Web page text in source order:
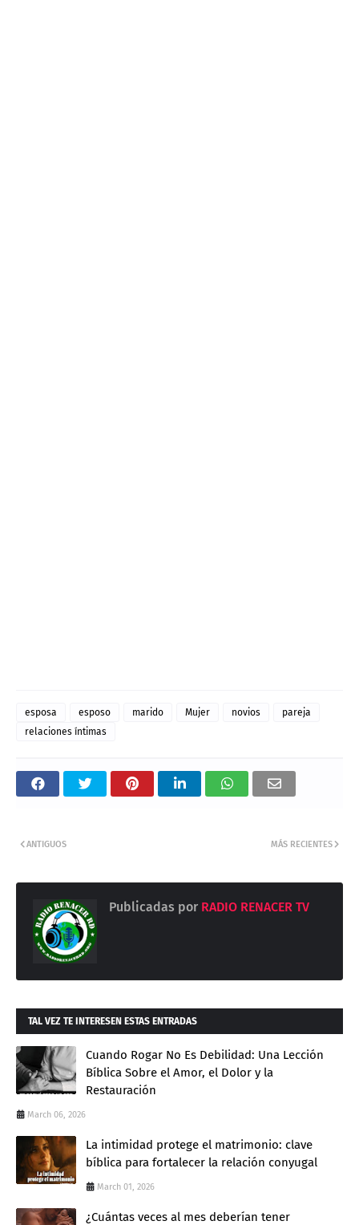
esposa esposo marido Mujer novios
pareja
relaciones íntimas
MÁS RECIENTES
ANTIGUOS
Publicadas por RADIO RENACER TV
TAL VEZ TE INTERESEN ESTAS ENTRADAS
Cuando Rogar No Es Debilidad: Una Lección
Bíblica Sobre el Amor, el Dolor y la
Restauración
March 06, 2026
La intimidad protege el matrimonio: clave
bíblica para fortalecer la relación conyugal
March 01, 2026
¿Cuántas veces al mes deberían tener